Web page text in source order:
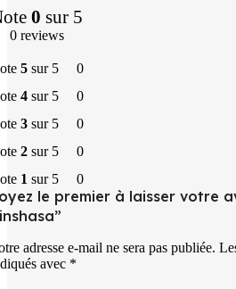
0 sur 5
0 reviews
5 sur 5
0
4 sur 5
0
3 sur 5
0
2 sur 5
0
1 sur 5 0
le premier à laisser votre
adresse e-mail ne sera pas publiée.
avec *